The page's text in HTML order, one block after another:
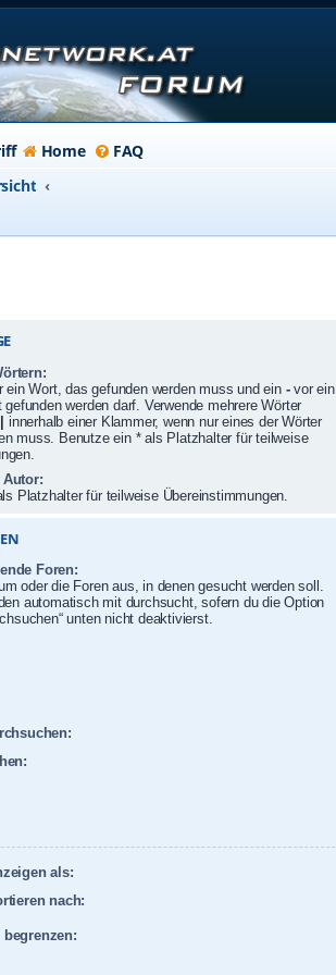
Home FAQ
ein Wort, das gefunden werden muss und ein -vor ein
werden darf. Verwende mehrere Wörter
| innerhalb einer Klammer, wenn nur eines der Wörter
muss. Benutze ein * als Platzhalter für teilweise
Platzhalter für teilweise Übereinstimmungen.
Foren:
oder die Foren aus, in denen gesucht werden soll.
automatisch mit durchsucht, sofern du die Option
unten nicht deaktivierst.
als:
nach: